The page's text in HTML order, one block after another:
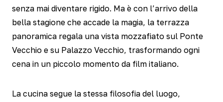
senza mai diventare rigido. Ma è con l’arrivo della
bella stagione che accade la magia, la terrazza
panoramica regala una vista mozzafiato sul Ponte
Vecchio e su Palazzo Vecchio, trasformando ogni
cena in un piccolo momento da film italiano.
La cucina segue la stessa filosofia del luogo,